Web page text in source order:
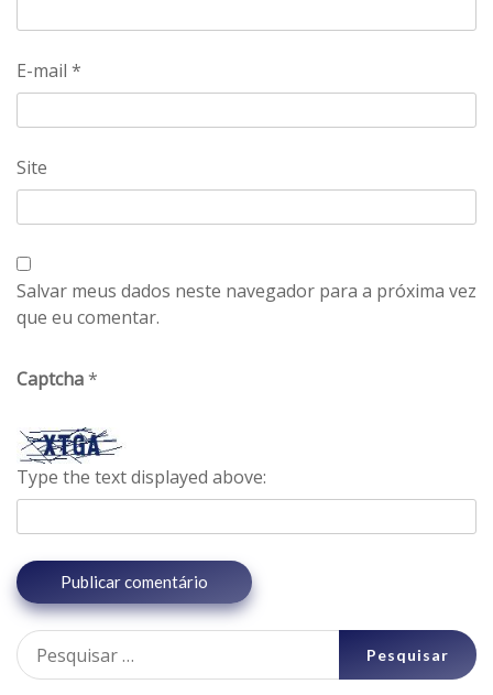
E-mail *
Site
Salvar meus dados neste navegador para a próxima vez
que eu comentar.
Captcha*
Type the text displayed above:
Pesquisar
por: